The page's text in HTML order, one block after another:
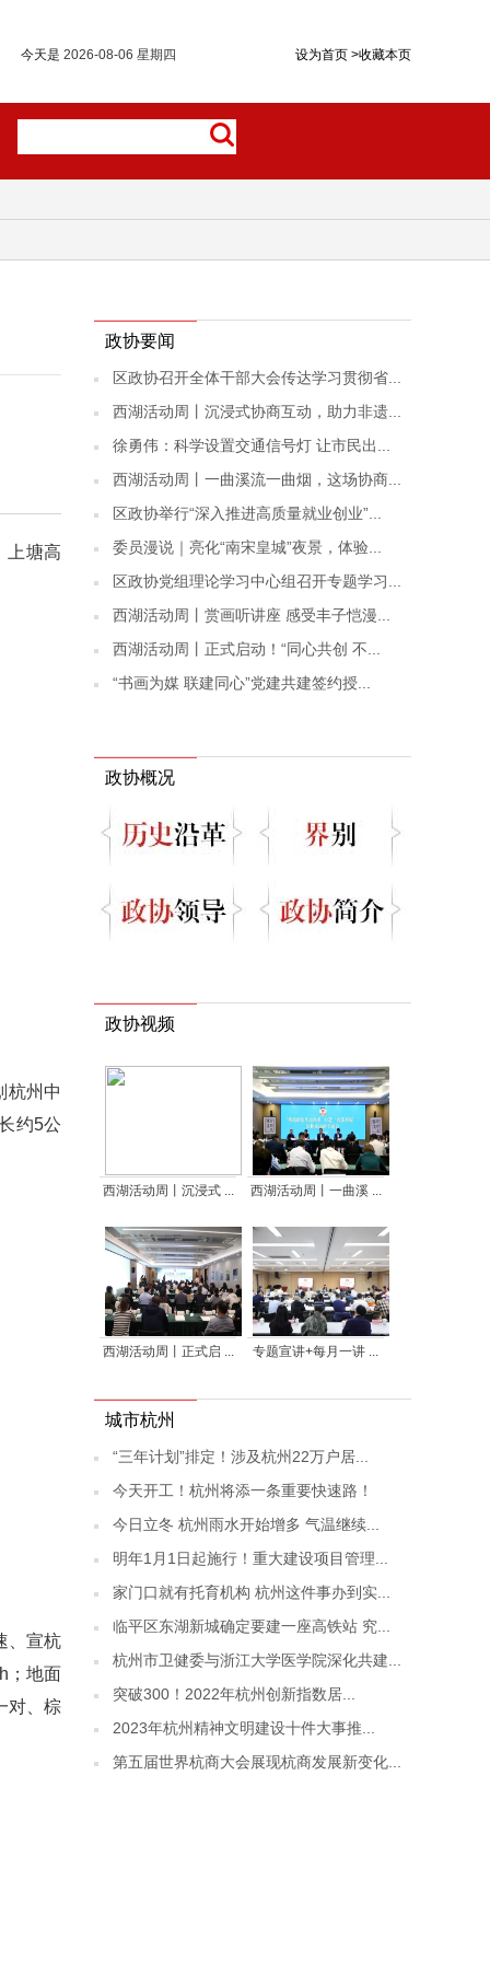
设为首页 >收藏本页
今天是 2026-08-06 星期四
上塘高
杭州中
约5公
、宣杭
；地面
对、棕
政协要闻
区政协召开全体干部大会传达学习贯彻省...
西湖活动周丨沉浸式协商互动，助力非遗...
徐勇伟：科学设置交通信号灯 让市民出...
西湖活动周丨一曲溪流一曲烟，这场协商...
区政协举行“深入推进高质量就业创业”...
委员漫说｜亮化“南宋皇城”夜景，体验...
区政协党组理论学习中心组召开专题学习...
西湖活动周丨赏画听讲座 感受丰子恺漫...
西湖活动周丨正式启动！“同心共创 不...
“书画为媒 联建同心”党建共建签约授...
政协概况
政协视频
西湖活动周丨沉浸式 ... 西湖活动周丨一曲溪 ...
西湖活动周丨正式启 ... 专题宣讲+每月一讲 ...
城市杭州
“三年计划”排定！涉及杭州22万户居...
今天开工！杭州将添一条重要快速路！
今日立冬 杭州雨水开始增多 气温继续...
明年1月1日起施行！重大建设项目管理...
家门口就有托育机构 杭州这件事办到实...
临平区东湖新城确定要建一座高铁站 究...
杭州市卫健委与浙江大学医学院深化共建...
突破300！2022年杭州创新指数居...
2023年杭州精神文明建设十件大事推...
第五届世界杭商大会展现杭商发展新变化...